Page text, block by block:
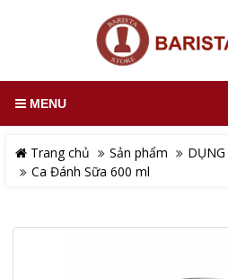
MENU
Trang chủ Sản phẩm
Ca Đánh Sữa 600 ml